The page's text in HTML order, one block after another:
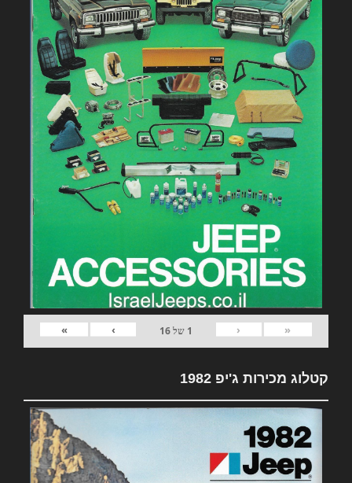
«
‹
1 של16
›
»
קטלוג מכירות ג'יפ 1982